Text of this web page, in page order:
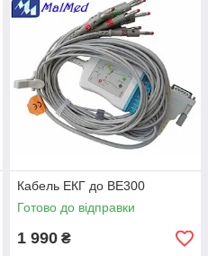
Кабель ЕКГ до BE300
Готово до відправки
1 990 ₴